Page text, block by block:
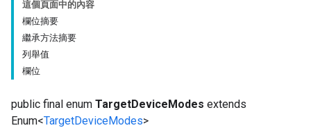
這個頁面中的內容
欄位摘要
繼承方法摘要
列舉值
欄位
public final enum TargetDeviceModes extends
Enum<TargetDeviceModes>